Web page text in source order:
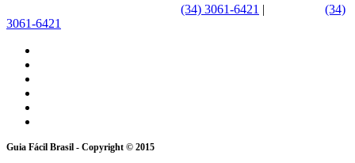
(34) 3061-6421 |
(34)
3061-6421
Guia Fácil Brasil - Copyright © 2015